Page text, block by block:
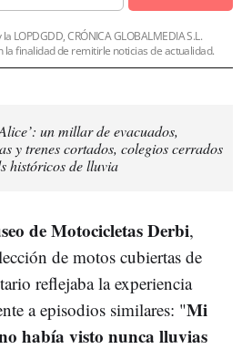
LOPDGDD, CRÓNICA GLOBALMEDIA S.L.
finalidad de remitirle noticias de actualidad.
un millar de evacuados,
y trenes cortados, colegios cerrados
históricos de lluvia
de Motocicletas Derbi,
de motos cubiertas de
reflejaba la experiencia
a episodios similares: "Mi
había visto nunca lluvias